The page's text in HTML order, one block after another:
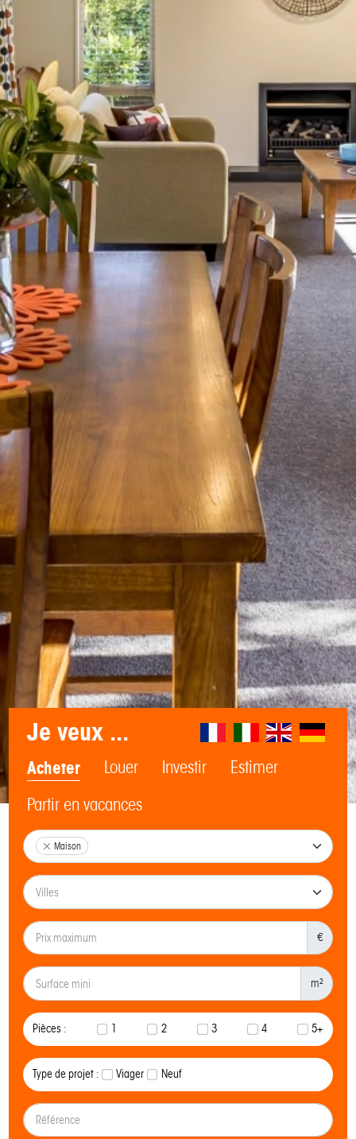
Je veux ...
Acheter Louer Investir
Estimer
Partir en vacances
Maison
€
m²
Pièces : 1 2 3 4 5+
Type de projet : Viager Neuf